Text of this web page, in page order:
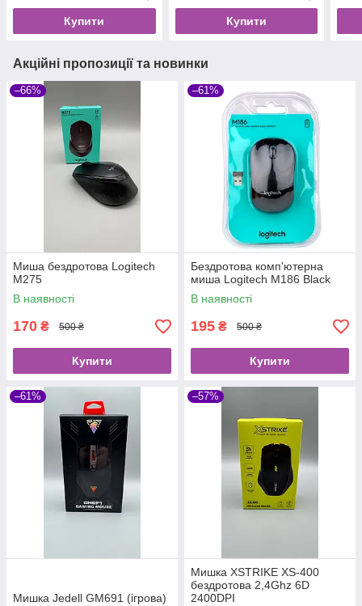
Купити Купити
Акційні пропозиції та новинки
–66%
Миша бездротова Logitech
M275
В наявності
170 ₴ 500 ₴
Купити
–61%
Бездротова комп'ютерна
миша Logitech M186 Black
В наявності
195 ₴ 500 ₴
Купити
–61%
Мишка Jedell GM691 (ігрова)
–57%
Мишка XSTRIKE XS-400
бездротова 2,4Ghz 6D
2400DPI